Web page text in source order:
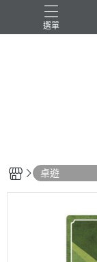
選單
桌遊